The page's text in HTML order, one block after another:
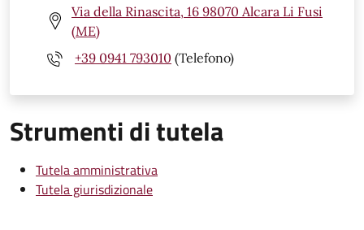
Via della Rinascita, 16 98070 Alcara Li Fusi
(ME)
+39 0941 793010 (Telefono)
Strumenti di tutela
Tutela amministrativa
Tutela giurisdizionale